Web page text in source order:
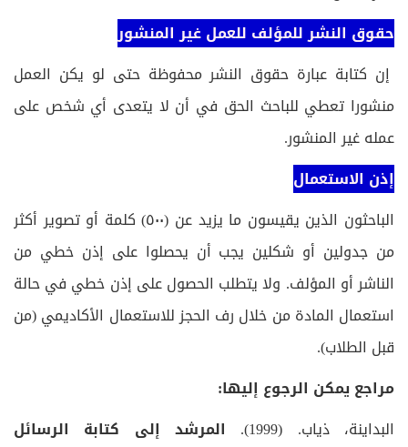
حقوق النشر للمؤلف للعمل غير المنشور
إن كتابة عبارة حقوق النشر محفوظة حتى لو يكن العمل
منشورا تعطي للباحث الحق في أن لا يتعدى أي شخص على
عمله غير المنشور.
إذن الاستعمال
الباحثون الذين يقيسون ما يزيد عن (٥٠٠) كلمة أو تصوير أكثر
من جدولين أو شكلين يجب أن يحصلوا على إذن خطي من
الناشر أو المؤلف. ولا يتطلب الحصول على إذن خطي في حالة
استعمال المادة من خلال رف الحجز للاستعمال الأكاديمي (من
قبل الطلاب).
مراجع يمكن الرجوع إليها:
البداينة، ذياب. (1999).
المرشد إلى كتابة الرسائل